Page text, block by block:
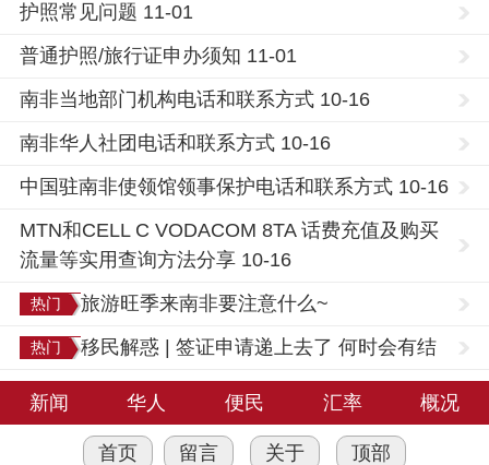
护照常见问题 11-01
普通护照/旅行证申办须知 11-01
南非当地部门机构电话和联系方式 10-16
南非华人社团电话和联系方式 10-16
中国驻南非使领馆领事保护电话和联系方式 10-16
MTN和CELL C VODACOM 8TA 话费充值及购买
流量等实用查询方法分享 10-16
热门 旅游旺季来南非要注意什么~
热门
移民解惑 | 签证申请递上去了 何时会有结
果？
新闻
华人 便民 汇率 概况
首页 留言 关于 顶部